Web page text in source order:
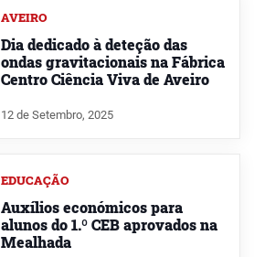
AVEIRO
Dia dedicado à deteção das
ondas gravitacionais na Fábrica
Centro Ciência Viva de Aveiro
12 de Setembro, 2025
EDUCAÇÃO
Auxílios económicos para
alunos do 1.º CEB aprovados na
Mealhada